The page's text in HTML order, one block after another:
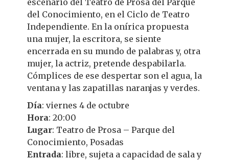
escenario del Teatro de Prosa del Parque
del Conocimiento, en el Ciclo de Teatro
Independiente. En la onírica propuesta
una mujer, la escritora, se siente
encerrada en su mundo de palabras y, otra
mujer, la actriz, pretende despabilarla.
Cómplices de ese despertar son el agua, la
ventana y las zapatillas naranjas y verdes.
Día: viernes 4 de octubre
Hora: 20:00
Lugar: Teatro de Prosa – Parque del
Conocimiento, Posadas
Entrada: libre, sujeta a capacidad de sala y